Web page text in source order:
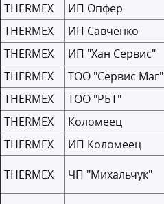
THERMEX
ИП Опфер
THERMEX
ИП Савченко
THERMEX
ИП "Хан Сервис"
THERMEX
ТОО "Сервис Маг"
THERMEX
ТОО "РБТ"
THERMEX
Коломеец
THERMEX
ИП Коломеец
THERMEX
ЧП "Михальчук"